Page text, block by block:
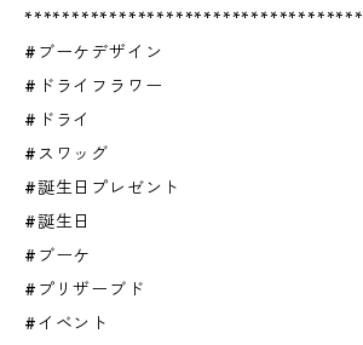
************************************
#ブーケデザイン
#ドライフラワー
#ドライ
#スワッグ
#誕生日プレゼント
#誕生日
#ブーケ
#プリザーブド
#イベント